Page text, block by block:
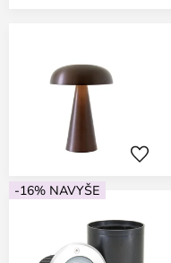
-16% NAVYŠE